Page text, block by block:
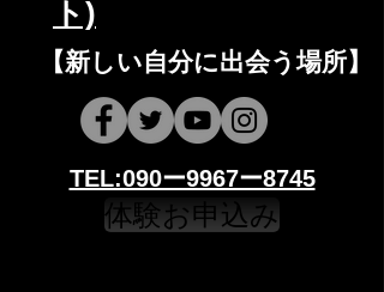
ト)
​​【新しい自分に出会う場所】
​​TEL:090ー9967ー8745
体験お申込み